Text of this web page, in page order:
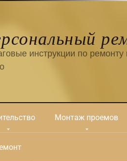
инструкции по
Монтаж проемов